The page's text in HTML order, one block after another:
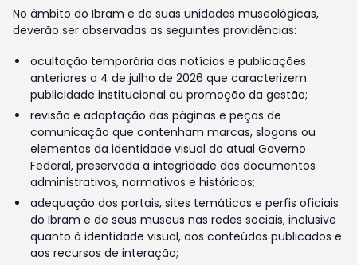
No âmbito do Ibram e de suas unidades museológicas,
deverão ser observadas as seguintes providências:
ocultação temporária das notícias e publicações
anteriores a 4 de julho de 2026 que caracterizem
publicidade institucional ou promoção da gestão;
revisão e adaptação das páginas e peças de
comunicação que contenham marcas, slogans ou
elementos da identidade visual do atual Governo
Federal, preservada a integridade dos documentos
administrativos, normativos e históricos;
adequação dos portais, sites temáticos e perfis oficiais
do Ibram e de seus museus nas redes sociais, inclusive
quanto à identidade visual, aos conteúdos publicados e
aos recursos de interação;